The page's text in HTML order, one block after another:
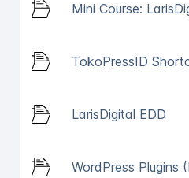
Mini Course:
TokoPressID
LarisDigital EDD
WordPress Plugins